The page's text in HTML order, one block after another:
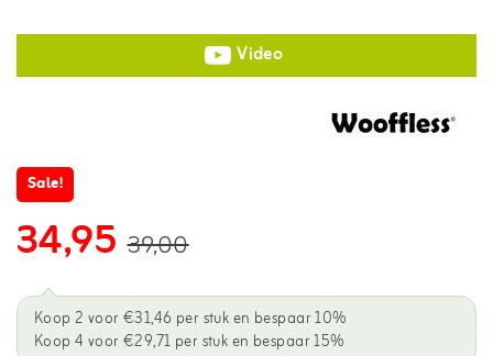
Video
Sale!
34,95 39,00
Koop 2 voor €31,46 per stuk en bespaar 10%
Koop 4 voor €29,71 per stuk en bespaar 15%